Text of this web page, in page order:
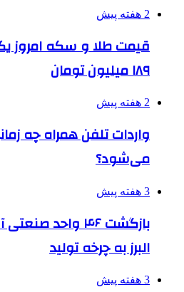
2 هفته پیش
قیمت طلا و سکه امروز
۱۸۹ میلیون تومان
2 هفته پیش
واردات تلفن همراه چه
می‌شود؟
3 هفته پیش
بازگشت ۴۶ واحد
البرز به چرخه تولید
3 هفته پیش